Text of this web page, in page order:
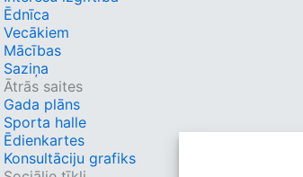
Ēdnīca
Vecākiem
Mācības
Saziņa
Ātrās saites
Gada plāns
Sporta halle
Ēdienkartes
Konsultāciju grafiks